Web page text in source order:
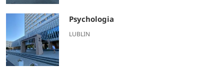
Psychologia
LUBLIN